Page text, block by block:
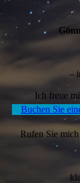
–
Ich freue
Buchen Sie
Rufen Sie